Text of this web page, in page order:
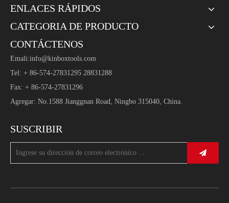
ENLACES RÁPIDOS
CATEGORIA DE PRODUCTO
CONTÁCTENOS
Emali:info@kinboxtools.com
Tel: + 86-574-27831295 28831288
Fax: + 86-574-27831296
Agregar: No.1588 Jianggnan Road, Ningbo 315040, China.
SUSCRIBIR